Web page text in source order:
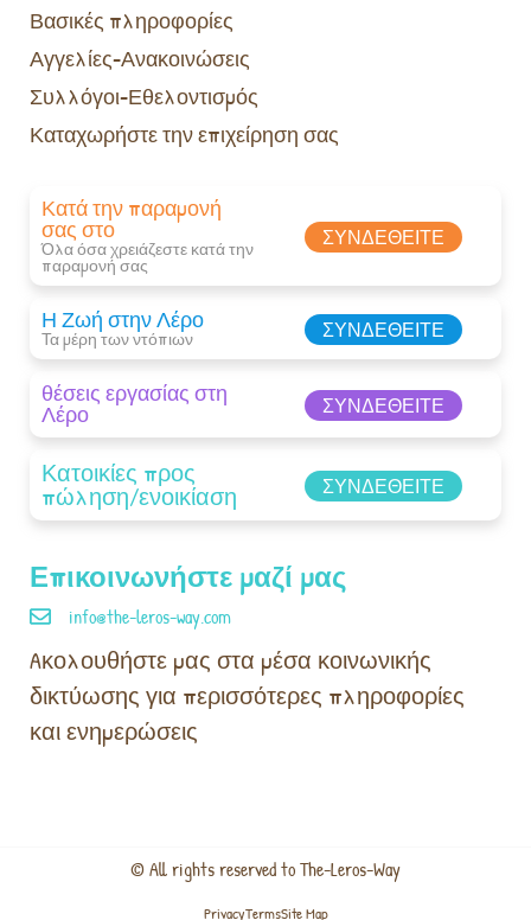
Επικοινωνήστε μαζί μας
info@the-leros-way.com
Aκολουθήστε μας στα μέσα κοινωνικής
δικτύωσης για περισσότερες πληροφορίες
και ενημερώσεις
Βασικές πληροφορίες
Αγγελίες-Ανακοινώσεις
Συλλόγοι-Εθελοντισμός
Καταχωρήστε την επιχείρηση σας
Κατά την παραμονή
σας στο
Όλα όσα χρειάζεστε κατά την
παραμονή σας​
ΣΥΝΔΕΘΕΊΤΕ
Η Ζωή στην Λέρο
Τα μέρη των ντόπιων ΣΥΝΔΕΘΕΊΤΕ
θέσεις εργασίας στη
Λέρο ΣΥΝΔΕΘΕΊΤΕ
Κατοικίες προς
πώληση/ενοικίαση ΣΥΝΔΕΘΕΊΤΕ
© All rights reserved to The-Leros-Way
PrivacyTermsSite Map